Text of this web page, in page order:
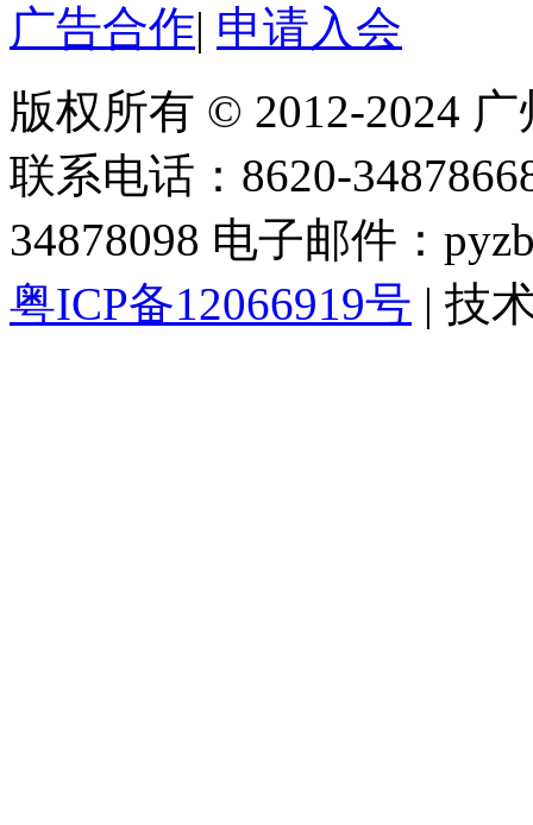
广告合作| 申请入会
版权所有 © 2012-2024
联系电话：8620-
34878098 电子邮件：
粤ICP备12066919号 | 技